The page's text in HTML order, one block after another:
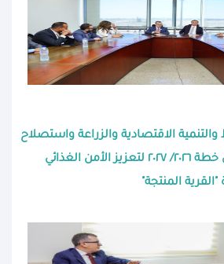
والتنمية الاقتصادية والزراعة واستصلاح
الأراضي تبحثان خطة ٢٠٢٦/ ٢٠٢٧ لتعزيز الأمن الغذائي
المنتجة"